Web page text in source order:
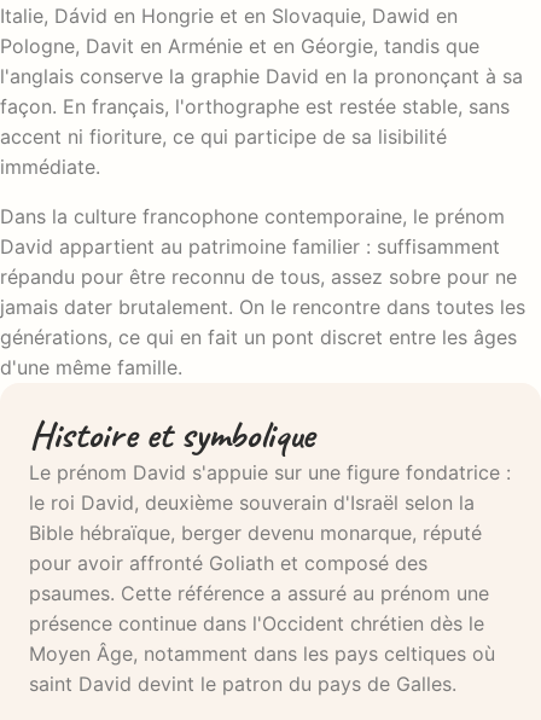
Italie, Dávid en Hongrie et en Slovaquie, Dawid en
Pologne, Davit en Arménie et en Géorgie, tandis que
l'anglais conserve la graphie David en la prononçant à sa
façon. En français, l'orthographe est restée stable, sans
accent ni fioriture, ce qui participe de sa lisibilité
immédiate.
Dans la culture francophone contemporaine, le prénom
David appartient au patrimoine familier : suffisamment
répandu pour être reconnu de tous, assez sobre pour ne
jamais dater brutalement. On le rencontre dans toutes les
générations, ce qui en fait un pont discret entre les âges
d'une même famille.
Histoire et symbolique
Le prénom David s'appuie sur une figure fondatrice :
le roi David, deuxième souverain d'Israël selon la
Bible hébraïque, berger devenu monarque, réputé
pour avoir affronté Goliath et composé des
psaumes. Cette référence a assuré au prénom une
présence continue dans l'Occident chrétien dès le
Moyen Âge, notamment dans les pays celtiques où
saint David devint le patron du pays de Galles.